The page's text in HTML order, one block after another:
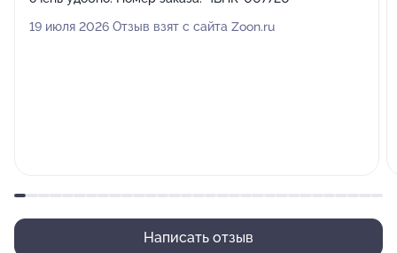
19 июля 2026 Отзыв взят с сайта Zoon.ru
Написать отзыв